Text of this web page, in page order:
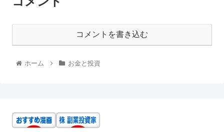
コメントを書き込む
ホーム お金と投資